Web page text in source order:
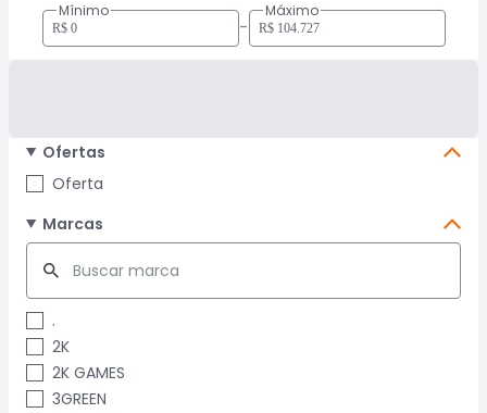
Mínimo
-
Máximo
Ofertas
Oferta
Marcas
.
2K
2K GAMES
3GREEN